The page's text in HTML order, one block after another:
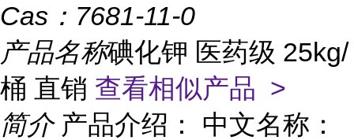
Cas： 7681-11-0
产品名称碘化钾 医药级 25kg/
桶 直销 查看相似产品 >
简介 产品介绍： 中文名称：